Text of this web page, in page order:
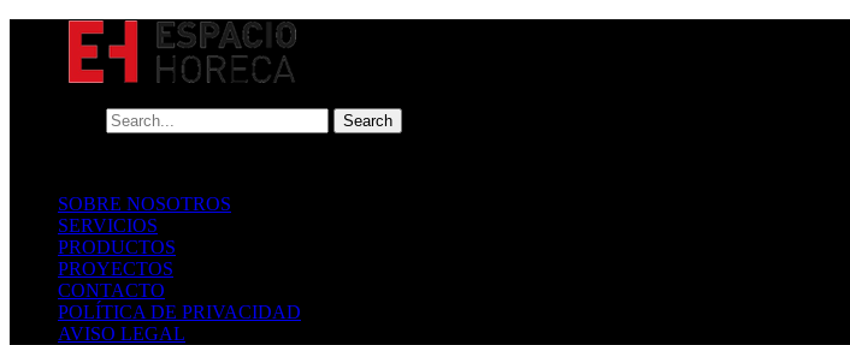
SOBRE NOSOTROS
SERVICIOS
PRODUCTOS
PROYECTOS
CONTACTO
POLÍTICA DE PRIVACIDAD
AVISO LEGAL